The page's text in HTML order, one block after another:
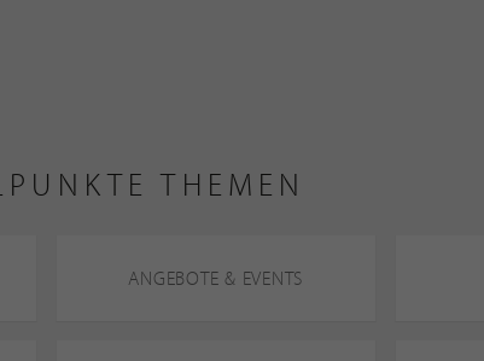
THEMEN
ANGEBOTE & EVENTS